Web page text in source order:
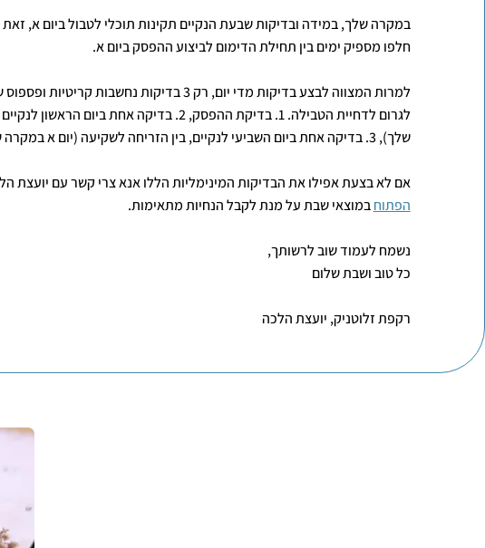
במקרה שלך, במידה ובדיקות שבעת הנקיים תקינות תוכלי לטבול ביום א, זאת
חלפו מספיק ימים בין תחילת הדימום לביצוע ההפסק ביום א.
למרות המצווה לבצע בדיקות מדי יום, רק 3 בדיקות נחשבות
לגרום לדחיית הטבילה. 1. בדיקת ההפסק, 2. בדיקה אחת ביום
שלך), 3. בדיקה אחת ביום השביעי לנקיים, בין הזריחה לשקיעה (יום א במקרה שלך).
אם לא בצעת אפילו את הבדיקות המינימליות הללו אנא צרי קשר עם יועצת
הפתוחבמוצאי שבת על מנת לקבל הנחיות מתאימות.
נשמח לעמוד שוב לרשותך,
כל טוב ושבת שלום
רקפת זלוטניק, יועצת הלכה